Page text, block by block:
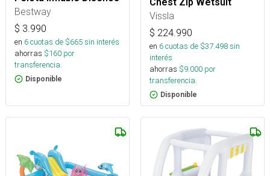
Bestway
$ 3.990
en 6cuotas de $665sin interés
ahorras $160 por
transferencia.
Disponible
Vissla
$ 224.990
en 6cuotas de $37.498sin
interés
ahorras $9.000 por
transferencia.
Disponible